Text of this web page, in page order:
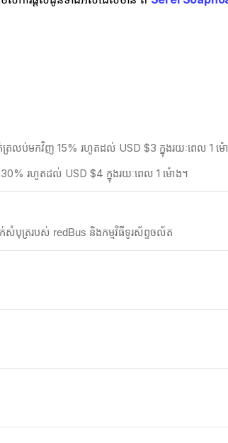
ត្រលប់មកវិញ 15% រហូតដល់ USD $3 ក្នុងរយៈពេល 1 ម៉
30% រហូតដល់ USD $4 ក្នុងរយៈពេល 1 ម៉ោង។
សំបុត្ររបស់ redBus និងកម្មវិធីទូរស័ព្ទចល័ត